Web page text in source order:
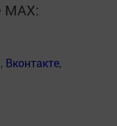
MАХ:
, Вконтакте,